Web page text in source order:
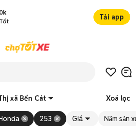
Tải app
xã Bến Cát Xoá lọc
253 Giá Năm sản